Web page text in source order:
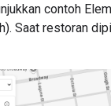
contoh
Saat restoran